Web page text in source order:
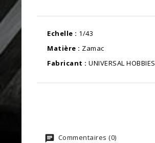
Echelle : 1/43
Matière : Zamac
Fabricant : UNIVERSAL HOBBIES
Commentaires (0)